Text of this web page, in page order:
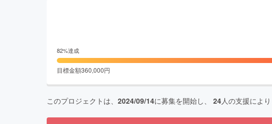
82%達成
目標金額360,000円
このプロジェクトは、 2024/09/14に募集を開始し、 24人の支援により